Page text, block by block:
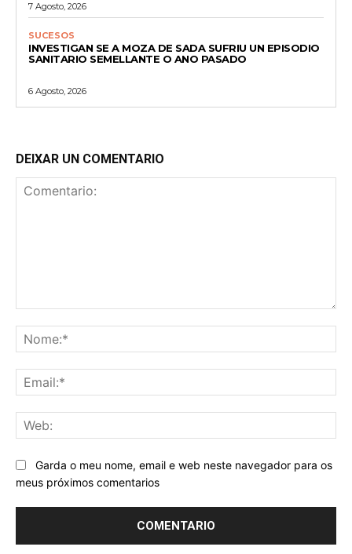
7 Agosto, 2026
SUCESOS
INVESTIGAN SE A MOZA DE SADA SUFRIU UN EPISODIO
SANITARIO SEMELLANTE O ANO PASADO
6 Agosto, 2026
DEIXAR UN COMENTARIO
Garda o meu nome, email e web neste navegador para os
meus próximos comentarios